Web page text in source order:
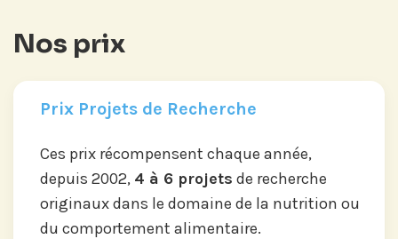
Nos prix
Prix Projets de Recherche
Ces prix récompensent chaque année,
depuis 2002, 4 à 6 projets de recherche
originaux dans le domaine de la nutrition ou
du comportement alimentaire.